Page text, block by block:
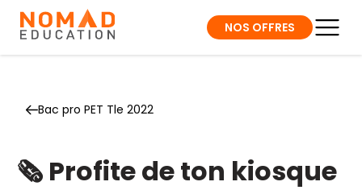
NOS OFFRES
Bac pro PET Tle 2022
🗞️ Profite de ton kiosque